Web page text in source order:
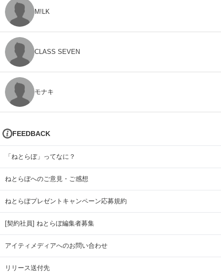
M!LK
CLASS SEVEN
モナキ
FEEDBACK
「ねとらぼ」ってなに？
ねとらぼへのご意見・ご感想
ねとらぼプレゼントキャンペーン応募規約
[契約社員] ねとらぼ編集者募集
アイティメディアへのお問い合わせ
リリース送付先